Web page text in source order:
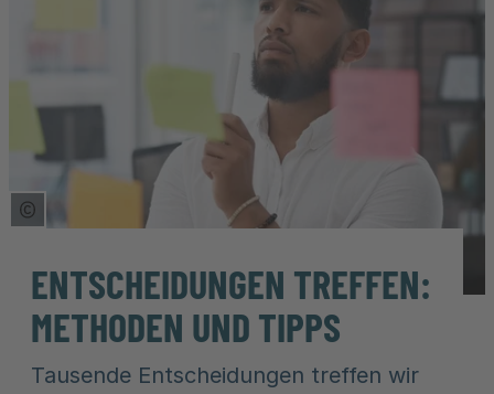
Copyright Tooltip öffnen
ENTSCHEIDUNGEN TREFFEN:
METHODEN UND TIPPS
Tausende Entscheidungen treffen wir